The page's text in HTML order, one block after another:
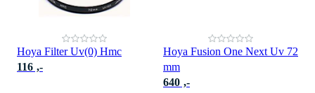
Hoya Filter Uv(0) Hmc
116 ,-
Hoya Fusion One Next Uv 72
mm
640 ,-